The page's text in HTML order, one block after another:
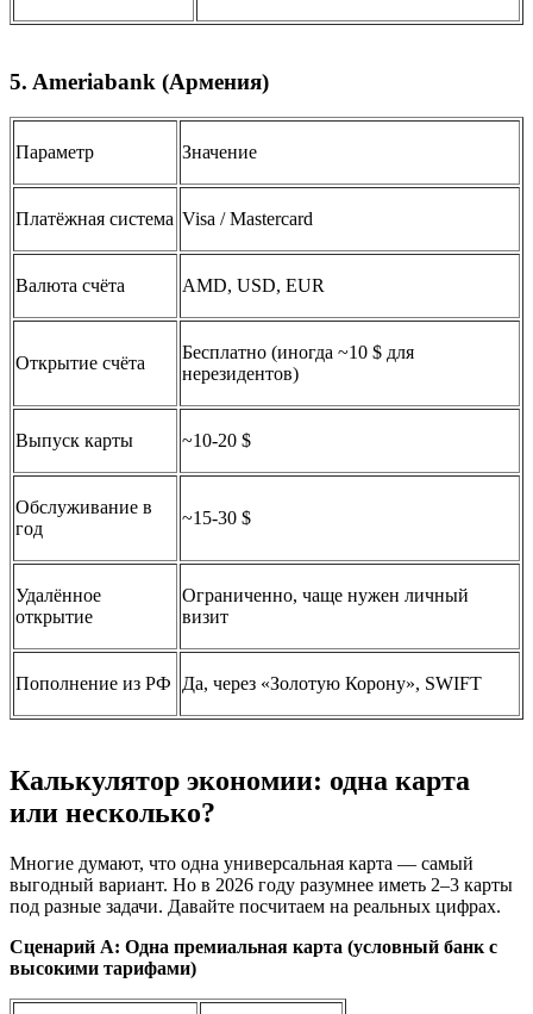
5. Ameriabank (Армения)
Параметр Значение
Платёжная система Visa / Mastercard
Валюта счёта AMD, USD, EUR
Открытие счёта
Бесплатно (иногда ~10 $ для
нерезидентов)
Выпуск карты ~10-20 $
Обслуживание в
год
~15-30 $
Удалённое
открытие
Ограниченно, чаще нужен личный
визит
Пополнение из РФ Да, через «Золотую Корону», SWIFT
Калькулятор экономии: одна карта
или несколько?
Многие думают, что одна универсальная карта — самый
выгодный вариант. Но в 2026 году разумнее иметь 2–3 карты
под разные задачи. Давайте посчитаем на реальных цифрах.
Сценарий А: Одна премиальная карта (условный банк с
высокими тарифами)